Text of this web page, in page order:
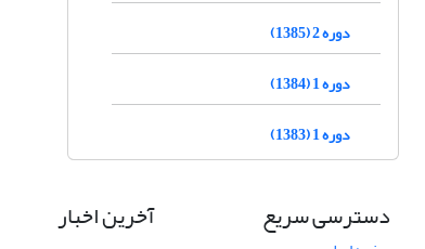
دوره 2 (1385)
دوره 1 (1384)
دوره 1 (1383)
دسترسی سریع آخرین اخبار